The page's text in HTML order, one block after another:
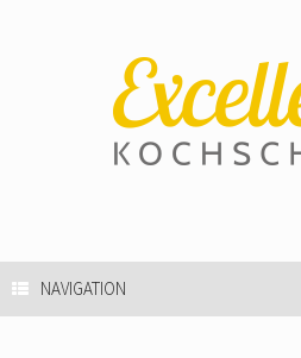
NAVIGATION